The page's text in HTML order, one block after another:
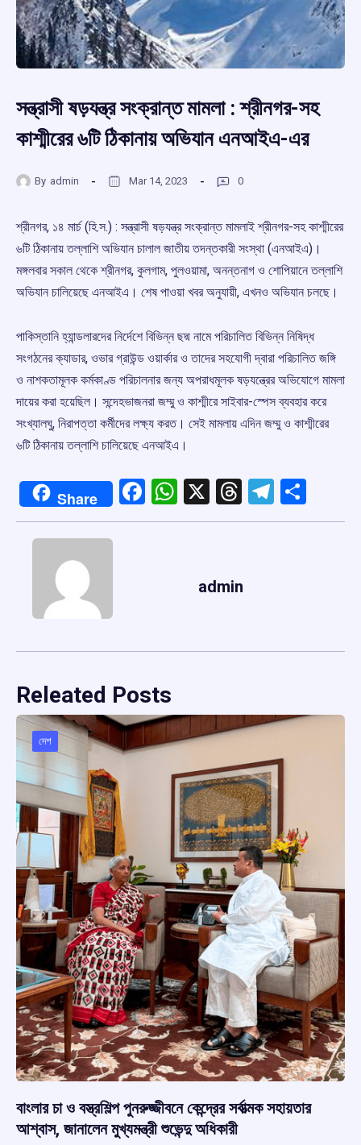
সন্ত্রাসী ষড়যন্ত্র সংক্রান্ত মামলা : শ্রীনগর-সহ
কাশ্মীরের ৬টি ঠিকানায় অভিযান এনআইএ-এর
By admin Mar 14, 2023 0
শ্রীনগর, ১৪ মার্চ (হি.স.) : সন্ত্রাসী ষড়যন্ত্র সংক্রান্ত মামলাই শ্রীনগর-সহ কাশ্মীরের
৬টি ঠিকানায় তল্লাশি অভিযান চালাল জাতীয় তদন্তকারী সংস্থা (এনআইএ)।
মঙ্গলবার সকাল থেকে শ্রীনগর, কুলগাম, পুলওয়ামা, অনন্তনাগ ও শোপিয়ানে তল্লাশি
অভিযান চালিয়েছে এনআইএ। শেষ পাওয়া খবর অনুযায়ী, এখনও অভিযান চলছে।
পাকিস্তানি হ্যান্ডলারদের নির্দেশে বিভিন্ন ছদ্ম নামে পরিচালিত বিভিন্ন নিষিদ্ধ
সংগঠনের ক্যাডার, ওভার গ্রাউন্ড ওয়ার্কার ও তাদের সহযোগী দ্বারা পরিচালিত জঙ্গি
ও নাশকতামূলক কর্মকাণ্ড পরিচালনার জন্য অপরাধমূলক ষড়যন্ত্রের অভিযোগে মামলা
দায়ের করা হয়েছিল। সন্দেহভাজনরা জম্মু ও কাশ্মীরে সাইবার-স্পেস ব্যবহার করে
সংখ্যালঘু, নিরাপত্তা কর্মীদের লক্ষ্য করত। সেই মামলায় এদিন জম্মু ও কাশ্মীরের
৬টি ঠিকানায় তল্লাশি চালিয়েছে এনআইএ।
Share Facebook
WhatsApp
X Threads
admin
Releated Posts
দেশ
বাংলার চা ও বস্ত্রশিল্প পুনরুজ্জীবনে কেন্দ্রের সর্বাত্মক সহায়তার
আশ্বাস, জানালেন মুখ্যমন্ত্রী শুভেন্দু অধিকারী